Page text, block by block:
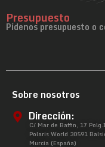
Presupuesto
Pídenos presupuesto o
Sobre nosotros
Dirección:
C/ Mar de Baffin, 17
Polaris World 30591
Murcia (España)